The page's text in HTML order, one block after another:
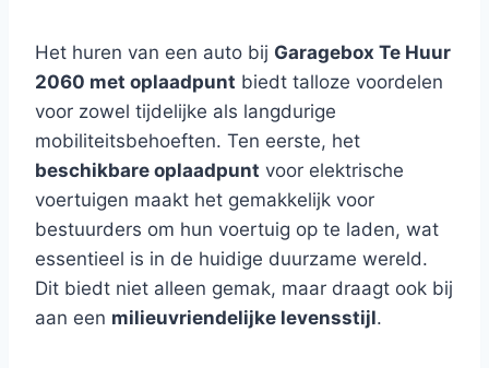
Het huren van een auto bij Garagebox Te Huur
2060 met oplaadpunt biedt talloze voordelen
voor zowel tijdelijke als langdurige
mobiliteitsbehoeften. Ten eerste, het
beschikbare oplaadpunt voor elektrische
voertuigen maakt het gemakkelijk voor
bestuurders om hun voertuig op te laden, wat
essentieel is in de huidige duurzame wereld.
Dit biedt niet alleen gemak, maar draagt ook bij
aan een milieuvriendelijke levensstijl.